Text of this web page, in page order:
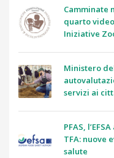
Camminate
quarto
Iniziative
Ministero
servizi ai
PFAS,
TFA: nuove
salute